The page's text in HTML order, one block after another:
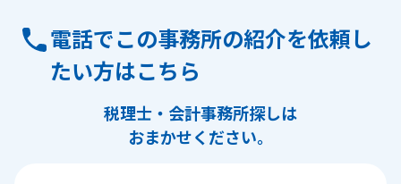
電話でこの事務所の紹介を依頼し
たい方はこちら
税理士・会計事務所探しは
おまかせください。